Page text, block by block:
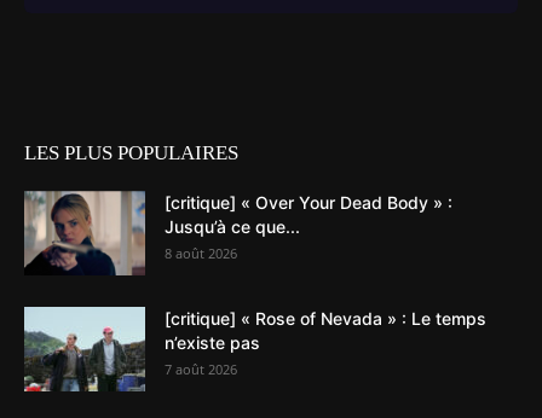
LES PLUS POPULAIRES
[critique] « Over Your Dead Body » :
Jusqu’à ce que...
8 août 2026
[critique] « Rose of Nevada » : Le temps
n’existe pas
7 août 2026